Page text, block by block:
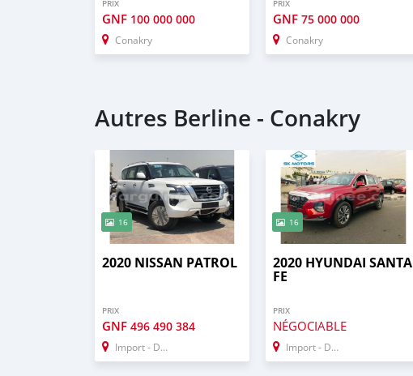
PRIX
GNF 100 000 000
Conakry
PRIX
GNF75 000 000
Conakry
Autres Berline - Conakry
16
2020 NISSAN PATROL
PRIX
GNF 496 490 384
Import - Dubai
16
2020 HYUNDAI SANTA
FE
PRIX
NÉGOCIABLE
Import - Dubai